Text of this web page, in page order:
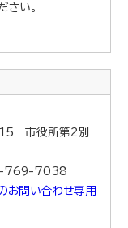
さい。
市役所第2別
769-7038
お問い合わせ専用